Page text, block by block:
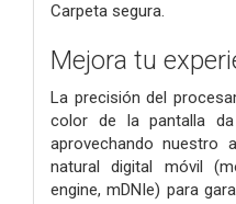
Carpeta segura.
Mejora tu
La precisión del
color de la pantalla
aprovechando nuestro
natural digital móvil
engine, mDNIe) para